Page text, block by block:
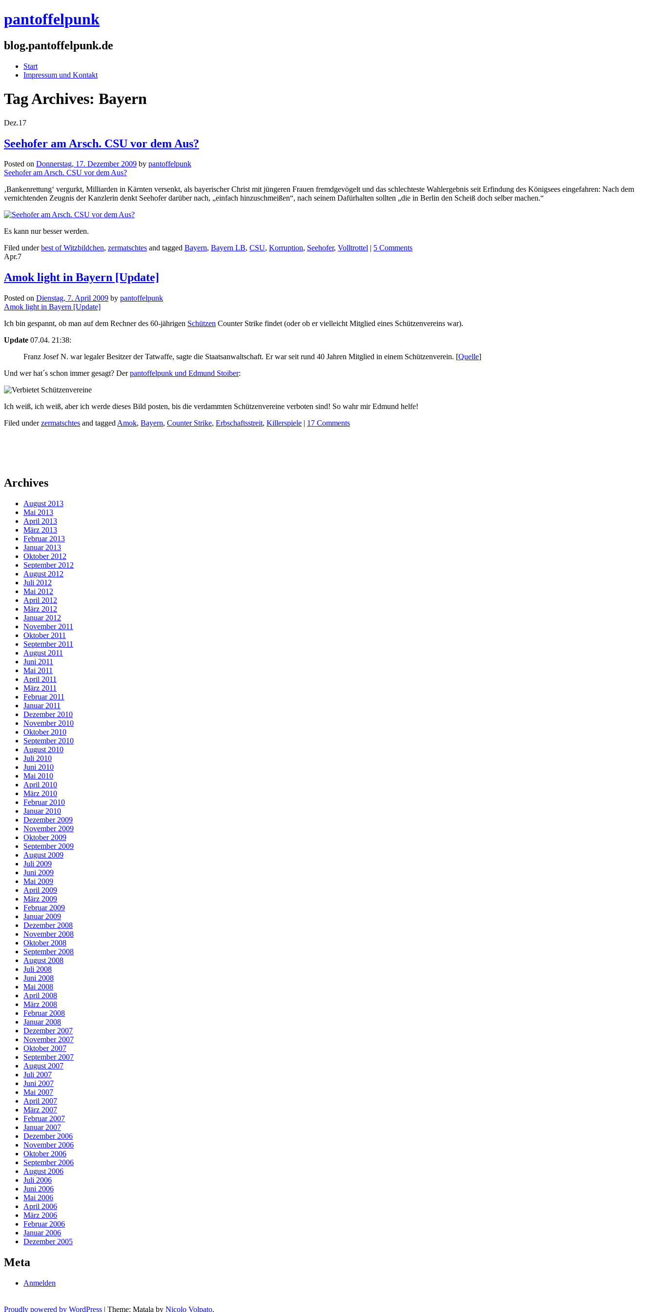
pantoffelpunk
blog.pantoffelpunk.de
Start
Impressum und Kontakt
Tag Archives: Bayern
Dez.17
Seehofer am Arsch. CSU vor dem Aus?
Posted on Donnerstag, 17. Dezember 2009 by pantoffelpunk
Seehofer am Arsch. CSU vor dem Aus?
‚Bankenrettung‘ vergurkt, Milliarden in Kärnten versenkt, als bayerischer Christ mit jüngeren Frauen fremdgevögelt und das schlechteste Wahlergebnis seit Erfindung des Königsees eingefahren: Nach dem
vernichtenden Zeugnis der Kanzlerin denkt Seehofer darüber nach, „einfach hinzuschmeißen“, nach seinem Dafürhalten sollten „die in Berlin den Scheiß doch selber machen.“
Es kann nur besser werden.
Filed underbest of Witzbildchen, zermatschtes and tagged Bayern, Bayern LB, CSU, Korruption, Seehofer, Volltrottel
5 Comments
Apr.7
Amok light in Bayern [Update]
Posted on Dienstag, 7. April 2009 by pantoffelpunk
Amok light in Bayern [Update]
Ich bin gespannt, ob man auf dem Rechner des 60-jährigen Schützen Counter Strike findet (oder ob er vielleicht Mitglied eines Schützenvereins war).
Update 07.04. 21:38:
Franz Josef N. war legaler Besitzer der Tatwaffe, sagte die Staatsanwaltschaft. Er war seit rund 40 Jahren Mitglied in einem Schützenverein. [Quelle]
Und wer hat´s schon immer gesagt? Derpantoffelpunk und Edmund Stoiber:
Ich weiß, ich weiß, aber ich werde dieses Bild posten, bis die verdammten Schützenvereine verboten sind! So wahr mir Edmund helfe!
Filed underzermatschtes and tagged Amok, Bayern, Counter Strike, Erbschaftsstreit, Killerspiele | 17 Comments
Archives
August 2013
Mai 2013
April 2013
März 2013
Februar 2013
Januar 2013
Oktober 2012
September 2012
August 2012
Juli 2012
Mai 2012
April 2012
März 2012
Januar 2012
November 2011
Oktober 2011
September 2011
August 2011
Juni 2011
Mai 2011
April 2011
März 2011
Februar 2011
Januar 2011
Dezember 2010
November 2010
Oktober 2010
September 2010
August 2010
Juli 2010
Juni 2010
Mai 2010
April 2010
März 2010
Februar 2010
Januar 2010
Dezember 2009
November 2009
Oktober 2009
September 2009
August 2009
Juli 2009
Juni 2009
Mai 2009
April 2009
März 2009
Februar 2009
Januar 2009
Dezember 2008
November 2008
Oktober 2008
September 2008
August 2008
Juli 2008
Juni 2008
Mai 2008
April 2008
März 2008
Februar 2008
Januar 2008
Dezember 2007
November 2007
Oktober 2007
September 2007
August 2007
Juli 2007
Juni 2007
Mai 2007
April 2007
März 2007
Februar 2007
Januar 2007
Dezember 2006
November 2006
Oktober 2006
September 2006
August 2006
Juli 2006
Juni 2006
Mai 2006
April 2006
März 2006
Februar 2006
Januar 2006
Dezember 2005
Meta
Anmelden
Proudly powered by WordPress | Theme: Matala by Nicolo Volpato.